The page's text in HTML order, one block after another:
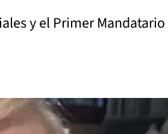
y el Primer